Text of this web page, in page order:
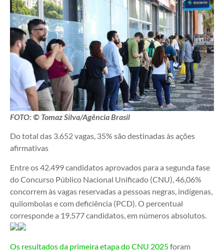
FOTO: © Tomaz Silva/Agência Brasil
Do total das 3.652 vagas, 35% são destinadas às ações
afirmativas
Entre os 42.499 candidatos aprovados para a segunda fase
do Concurso Público Nacional Unificado (CNU), 46,06%
concorrem às vagas reservadas a pessoas negras, indígenas,
quilombolas e com deficiência (PCD). O percentual
corresponde a 19.577 candidatos, em números absolutos.
Os resultados da primeira etapa do CNU 2025foram